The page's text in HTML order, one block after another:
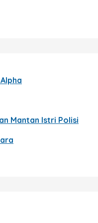
Mantan Istri Polisi